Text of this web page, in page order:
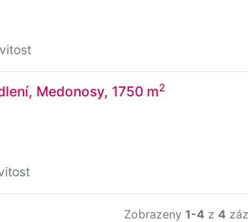
Medonosy, 1750 m2
Zobrazeny 1-4 z 4